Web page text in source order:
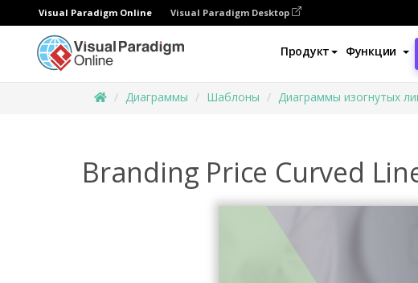
Visual Paradigm Online Visual Paradigm Desktop
Продукт Функции
Диаграммы Шаблоны Диаграммы изогнутых
Branding Price Curved